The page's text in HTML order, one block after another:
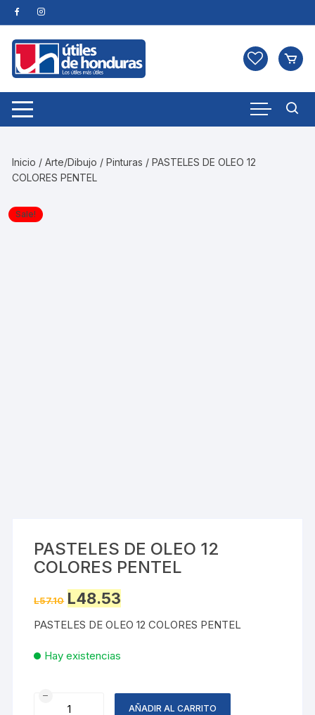
Skip
to
content
Inicio /Arte/Dibujo /Pinturas / PASTELES DE OLEO 12
COLORES PENTEL
Sale!
PASTELES DE OLEO 12
COLORES PENTEL
L57.10 Original
price
L57.10.
L48.53price
L48.53.
PASTELES DE OLEO 12 COLORES PENTEL
Hay existencias
PASTELES
AÑADIR AL CARRITO